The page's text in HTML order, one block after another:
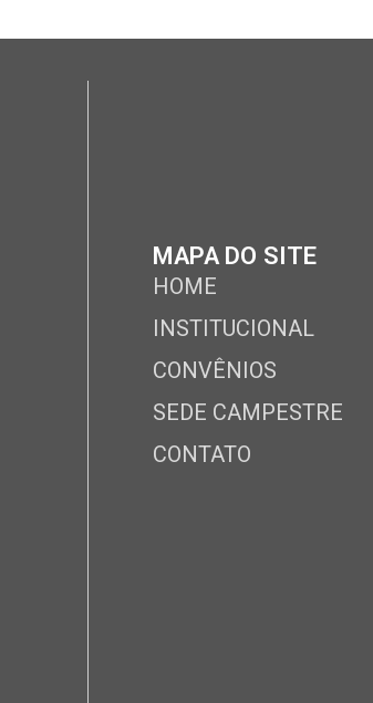
MAPA DO SITE
HOME
INSTITUCIONAL
CONVÊNIOS
SEDE CAMPESTRE
CONTATO